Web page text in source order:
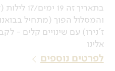
בתאריך זה
והמסלול הפוך (מתחיל
ז'נירו) עם שינויים קלים -
אלינו
לפרטים נוספים